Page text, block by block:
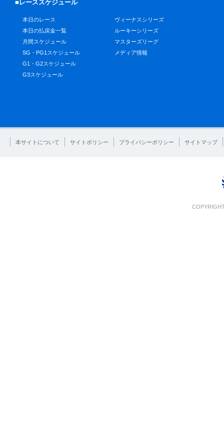
■レーススケジュール
本日のレース
本日の払戻金一覧
月間スケジュール
SG・PG1スケジュール
G1・G2スケジュール
G3スケジュール
ヴィーナスシリーズ
ルーキーシリーズ
マスターズリーグ
メディア情報
本サイトについて サイトポリシー プライバシーポリシー サイトマップ